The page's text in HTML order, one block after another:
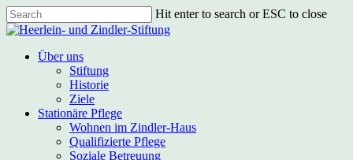
Skip
to
content
Hit enter to search or ESC to close
Close
Menu
Über uns
Stiftung
Historie
Ziele
Stationäre Pflege
Wohnen im Zindler-Haus
Qualifizierte Pflege
Soziale Betreuung